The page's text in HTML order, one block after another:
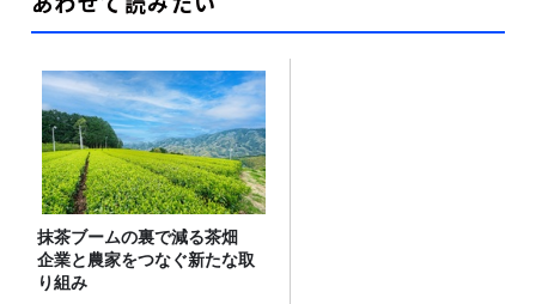
抹茶ブームの裏で減る茶畑
企業と農家をつなぐ新たな取
り組み